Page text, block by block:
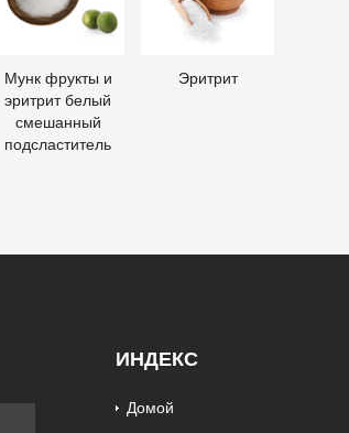
Мунк фрукты и
эритрит белый
смешанный
подсластитель
Эритрит
ИНДЕКС
Домой